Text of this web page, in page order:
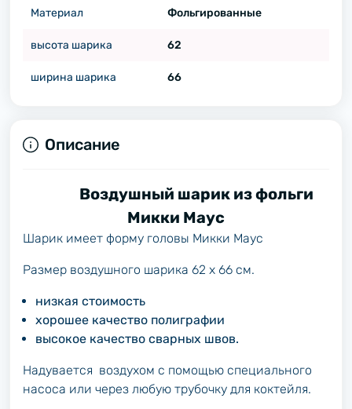
Материал Фольгированные
высота шарика 62
ширина шарика 66
Описание
Воздушный шарик из фольги
Микки Маус
Шарик имеет форму головы Микки Маус
Размер воздушного шарика 62 х 66 см.
низкая стоимость
хорошее качество полиграфии
высокое качество сварных швов.
Надувается воздухом с помощью специального
насоса или через любую трубочку для коктейля.